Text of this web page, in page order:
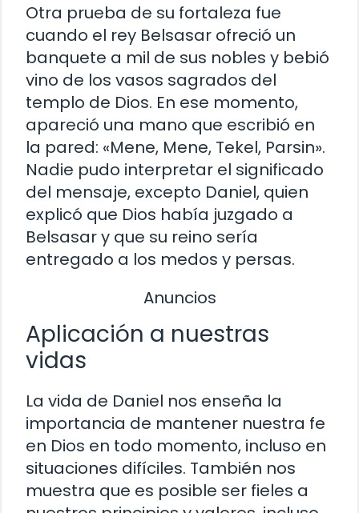
Otra prueba de su fortaleza fue
cuando el rey Belsasar ofreció un
banquete a mil de sus nobles y bebió
vino de los vasos sagrados del
templo de Dios. En ese momento,
apareció una mano que escribió en
la pared: «Mene, Mene, Tekel, Parsin».
Nadie pudo interpretar el significado
del mensaje, excepto Daniel, quien
explicó que Dios había juzgado a
Belsasar y que su reino sería
entregado a los medos y persas.
Anuncios
Aplicación a nuestras
vidas
La vida de Daniel nos enseña la
importancia de mantener nuestra fe
en Dios en todo momento, incluso en
situaciones difíciles. También nos
muestra que es posible ser fieles a